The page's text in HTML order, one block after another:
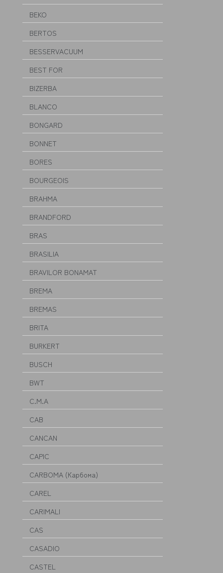
BEKO
BERTOS
BESSERVACUUM
BEST FOR
BIZERBA
BLANCO
BONGARD
BONNET
BORES
BOURGEOIS
BRAHMA
BRANDFORD
BRAS
BRASILIA
BRAVILOR BONAMAT
BREMA
BREMAS
BRITA
BURKERT
BUSCH
BWT
C.M.A
CAB
CANCAN
CAPIC
CARBOMA (Карбома)
CAREL
CARIMALI
CAS
CASADIO
CASTEL